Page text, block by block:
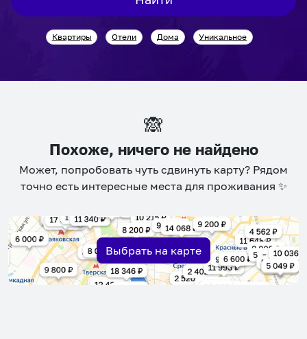
with
calendar
question
mark
key
get
the
keyboard
shortcuts
for
with
calendar
Press
question
mark
key
get
the
keyboard
shortcuts
for
Квартиры Отели Дома Уникальное
🙈
Похоже, ничего не найдено
Может, попробовать чуть сдвинуть карту? Рядом
точно есть интересные места для проживания ✨
Выбрать на карте